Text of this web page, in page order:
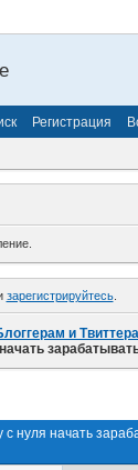
Регистрация
зарегистрируйтесь.
и
с нуля начать